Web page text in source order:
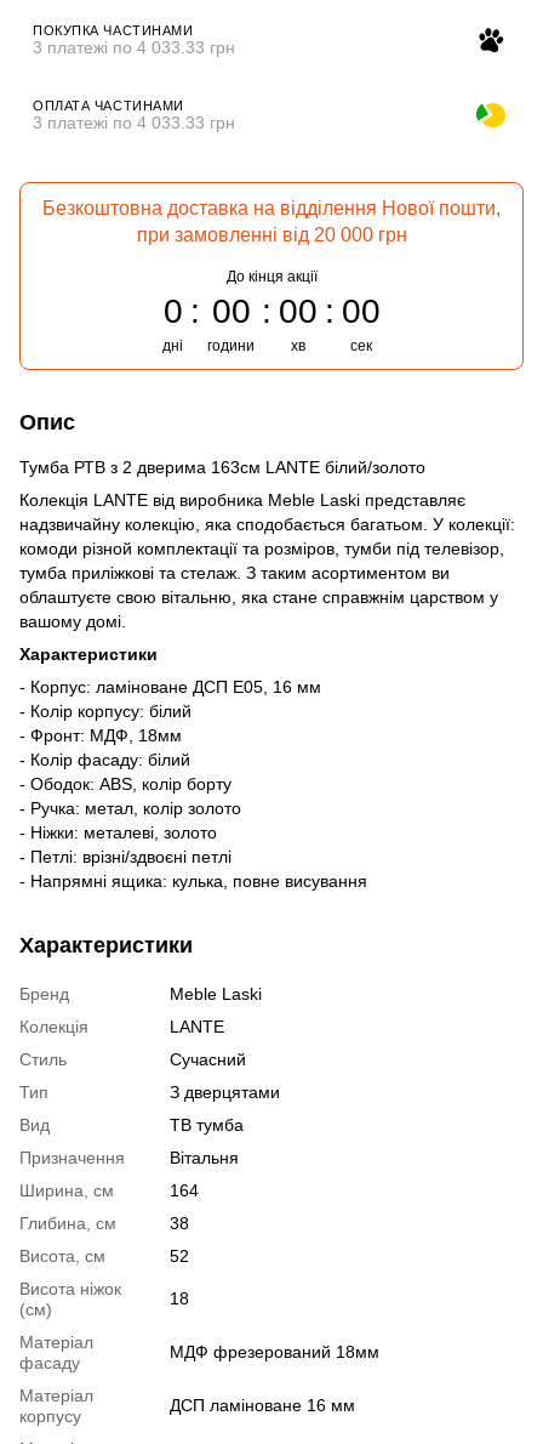
ПОКУПКА ЧАСТИНАМИ
3 платежі по 4 033.33 грн
ОПЛАТА ЧАСТИНАМИ
3 платежі по 4 033.33 грн
Безкоштовна доставка на відділення Нової пошти,
при замовленні від 20 000 грн
До кінця акції
0
дні
00
години
00
хв
00
сек
Опис
Тумба РТВ з 2 дверима 163см LANTE білий/золото
Колекція LANTE від виробника Meble Laski представляє
надзвичайну колекцію, яка сподобається багатьом. У колекції:
комоди різной комплектації та розміров, тумби під телевізор,
тумба приліжкові та стелаж. З таким асортиментом ви
облаштуєте свою вітальню, яка стане справжнім царством у
вашому домі.
Характеристики
- Корпус: ламіноване ДСП E05, 16 мм
- Колір корпусу: білий
- Фронт: МДФ, 18мм
- Колір фасаду: білий
- Ободок: ABS, колір борту
- Ручка: метал, колір золото
- Ніжки: металеві, золото
- Петлі: врізні/здвоєні петлі
- Напрямні ящика: кулька, повне висування
Характеристики
Бренд
Meble Laski
Колекція
LANTE
Стиль
Сучасний
Тип
З дверцятами
Вид
ТВ тумба
Призначення
Вітальня
Ширина, см
164
Глибина, см
38
Висота, см
52
Висота ніжок
(см)
18
Матеріал
фасаду
МДФ фрезерований 18мм
Матеріал
корпусу
ДСП ламіноване 16 мм